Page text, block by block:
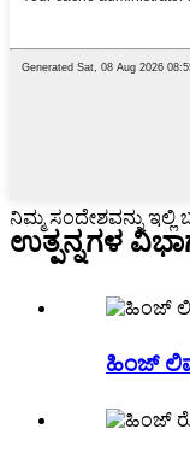
ನಿಮ್ಮ ಸಂದೇಶವನ್ನು
ಉತ್ಪನ್ನಗಳ
ಹಿಂಜ್